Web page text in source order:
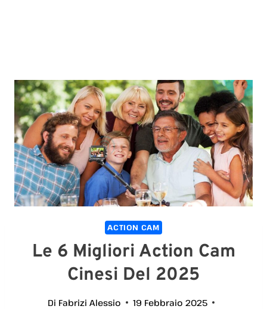
ACTION CAM
Le 6 Migliori Action Cam
Cinesi Del 2025
Di Fabrizi Alessio
19 Febbraio 2025